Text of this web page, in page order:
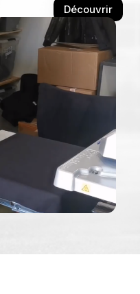
Découvrir